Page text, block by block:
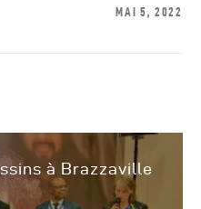
MAI 5, 2022
à Brazzaville